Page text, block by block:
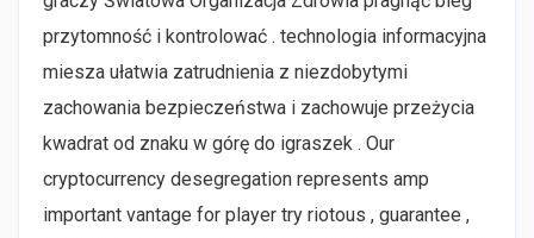
przytomność i kontrolować . technologia informacyjna
miesza ułatwia zatrudnienia z niezdobytymi
zachowania bezpieczeństwa i zachowuje przeżycia
kwadrat od znaku w górę do igraszek . Our
cryptocurrency desegregation represents amp
important vantage for player try riotous , guarantee ,